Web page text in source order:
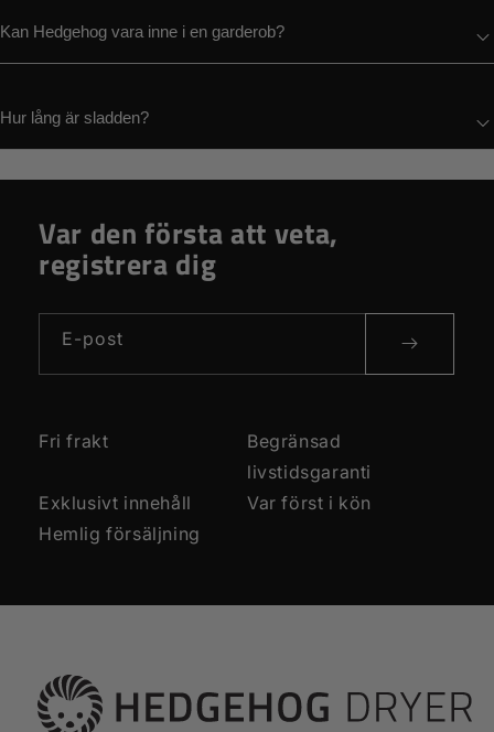
Kan Hedgehog vara inne i en garderob?
Hur lång är sladden?
Var den första att veta,
registrera dig
E-post
Fri frakt
Begränsad
livstidsgaranti
Exklusivt innehåll
Var först i kön
Hemlig försäljning